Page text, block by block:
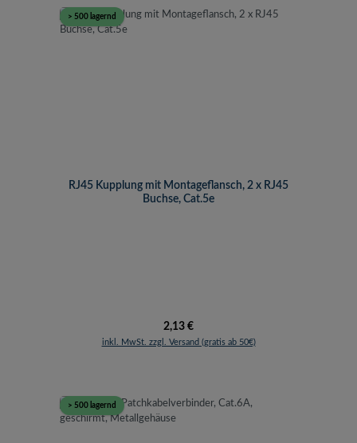
> 500 lagernd
RJ45 Kupplung mit Montageflansch, 2 x RJ45
Buchse, Cat.5e
Regulärer Preis:
2,13 €
inkl. MwSt. zzgl. Versand (gratis ab 50€)
> 500 lagernd